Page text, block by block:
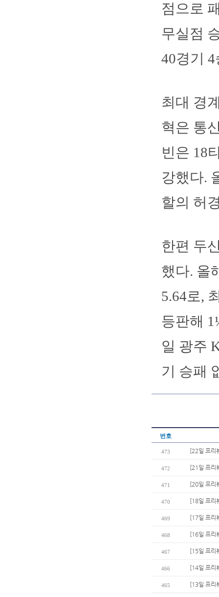
점으로
무실점
40경기
최대 경
혁은 통
빈은 18
강했다.
할의 허
한편 두
했다. 올
5.64로,
등판해
일 광주
기 승패
번호
473 [22일 프리
472 [21일 프리
471 [20일 프리
470 [18일 프리
469 [17일 프리
468 [16일 프리
467 [15일 프리
466 [14일 프리
465 [13일 프리